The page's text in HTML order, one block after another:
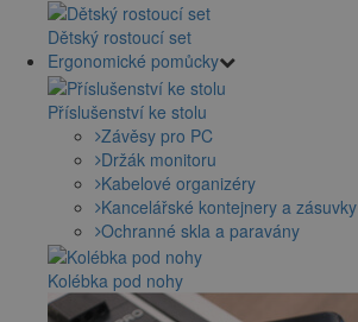
Dětský rostoucí set
Ergonomické pomůcky
Příslušenství ke stolu
Závěsy pro PC
Držák monitoru
Kabelové organizéry
Kancelářské kontejnery a zásuvky
Ochranné skla a paravány
Kolébka pod nohy